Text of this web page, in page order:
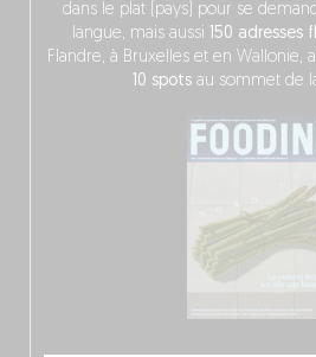
dans le plat (pays) pour se
langue, mais aussi 150 adresses
Flandre, à Bruxelles et en Wallonie,
10 spots au sommet de